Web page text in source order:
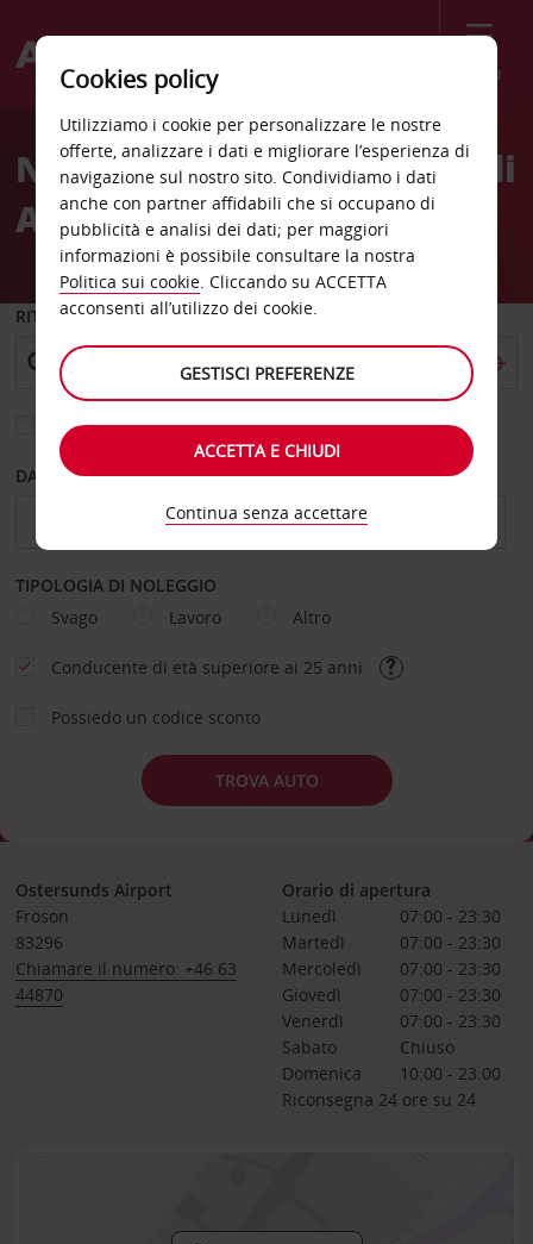
Menù
Welcome
AvisNoleggio auto Aeroporto di
Are/Ostersund
RITIRO DA
Scegli una località di riconsegna diversa
DAL GIORNO AL GIORNO
TIPOLOGIA DI NOLEGGIO
Svago
Lavoro Altro
Conducente di età superiore ai 25 anni
Possiedo un codice sconto
TROVA AUTO
Ostersunds Airport
Froson
83296
Chiamare il numero: +46 63
44870
Orario di apertura
Lunedì
07:00 - 23:30
Martedì
07:00 - 23:30
Mercoledì
07:00 - 23:30
Giovedì
07:00 - 23:30
Venerdì
07:00 - 23:30
Sabato
Chiuso
Domenica
10:00 - 23:00
Riconsegna 24 ore su 24
Cookies policy
Utilizziamo i cookie per personalizzare le nostre
offerte, analizzare i dati e migliorare l’esperienza di
navigazione sul nostro sito. Condividiamo i dati
anche con partner affidabili che si occupano di
pubblicità e analisi dei dati; per maggiori
informazioni è possibile consultare la nostra
Politica sui cookie. Cliccando su ACCETTA
acconsenti all’utilizzo dei cookie.
GESTISCI PREFERENZE
ACCETTA E CHIUDI
Continua senza accettare